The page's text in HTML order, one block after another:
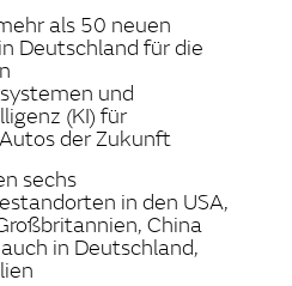
als 50 neuen
Deutschland für die
und
(KI) für
der Zukunft
sechs
in den USA,
China
in Deutschland,